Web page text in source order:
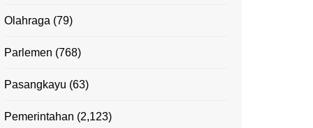
Olahraga (79)
Parlemen (768)
Pasangkayu (63)
Pemerintahan (2,123)